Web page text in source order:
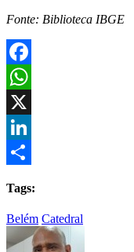
Fonte: Biblioteca IBGE
Facebook
WhatsApp
X
LinkedIn
Tags:
Belém Catedral